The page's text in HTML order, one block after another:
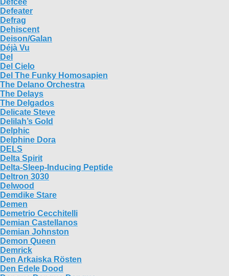
Defeater
Defrag
Dehiscent
Deison​/​Galan​
Déjà Vu
Del
Del Cielo
Del The Funky Homosapien
The Delano Orchestra
The Delays
The Delgados
Delicate Steve
Delilah’s Gold
Delphic
Delphine Dora
DELS
Delta Spirit
Delta-Sleep-Inducing Peptide
Deltron 3030
Delwood
Demdike Stare
Demen
Demetrio Cecchitelli
Demian Castellanos
Demian Johnston
Demon Queen
Demrick
Den Arkaiska Rösten
Den Edele Dood